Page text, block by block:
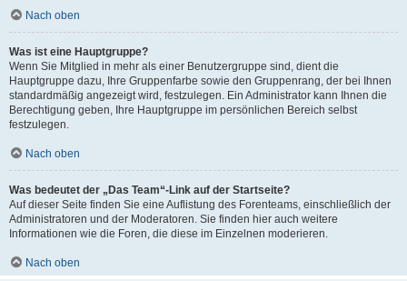
Nach oben
Was ist eine Hauptgruppe?
Wenn Sie Mitglied in mehr als einer Benutzergruppe sind, dient die
Hauptgruppe dazu, Ihre Gruppenfarbe sowie den Gruppenrang, der bei Ihnen
standardmäßig angezeigt wird, festzulegen. Ein Administrator kann Ihnen die
Berechtigung geben, Ihre Hauptgruppe im persönlichen Bereich selbst
festzulegen.
Nach oben
Was bedeutet der „Das Team“-Link auf der Startseite?
Auf dieser Seite finden Sie eine Auflistung des Forenteams, einschließlich der
Administratoren und der Moderatoren. Sie finden hier auch weitere
Informationen wie die Foren, die diese im Einzelnen moderieren.
Nach oben